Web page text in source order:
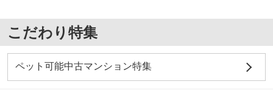
こだわり特集
ペット可能中古マンション特集